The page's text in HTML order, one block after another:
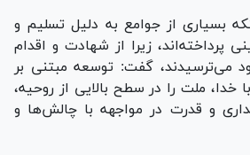
بسیاری از جوامع به دلیل تسلیم و
پرداخته‌اند، زیرا از شهادت و اقدام
می‌ترسیدند، گفت: توسعه مبتنی بر
خدا، ملت را در سطح بالایی از روحیه،
و قدرت در مواجهه با چالش‌ها و